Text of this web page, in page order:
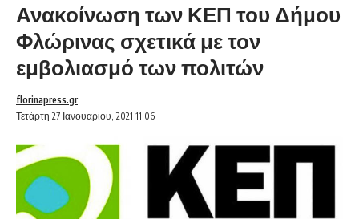
Ανακοίνωση των ΚΕΠ του Δήμου
Φλώρινας σχετικά με τον
εμβολιασμό των πολιτών
Τετάρτη 27 Ιανουαρίου, 2021 11:06
florinapress.gr